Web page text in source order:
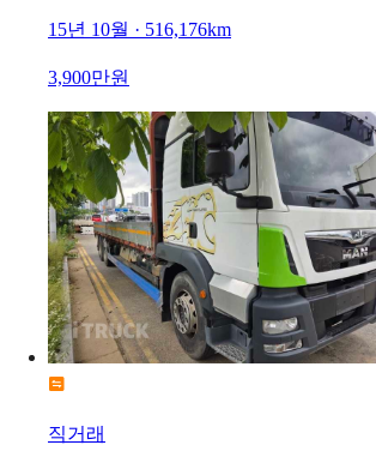
15년 10월 · 516,176km
3,900만원
직거래